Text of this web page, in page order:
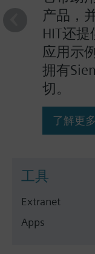
产品，
HIT还提
应用示
拥有
切。
了解更多
工具
Extranet
Apps